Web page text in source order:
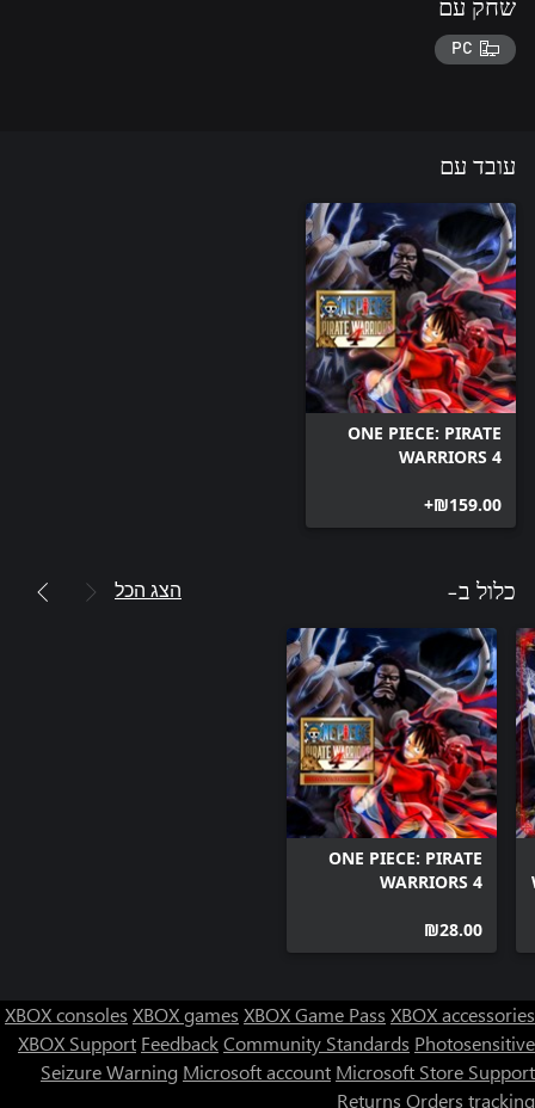
שחק עם
PC
עובד עם
ONE PIECE: PIRATE
WARRIORS 4
‪₪‎159.00‬+
כלול ב- הצג הכל
ONE PIECE: PIRATE
WARRIORS 4
Pack
‪₪‎28.00‬
XBOX consoles XBOX games XBOX Game Pass XBOX accessories
XBOX Support FeedbackCommunity Standards Photosensitive
Seizure Warning Microsoft account Microsoft Store Support
Returns Orders tracking